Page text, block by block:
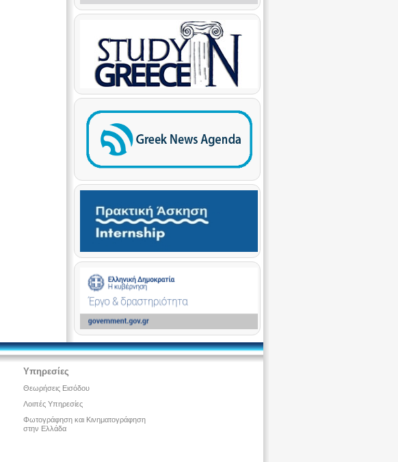
Υπηρεσίες
Θεωρήσεις Εισόδου
Λοιπές Υπηρεσίες
Φωτογράφηση και Κινηματογράφηση
στην Ελλάδα